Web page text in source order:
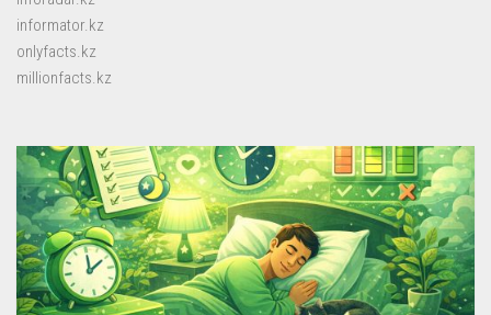
informator.kz
onlyfacts.kz
millionfacts.kz